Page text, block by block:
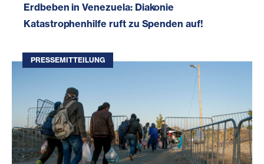
Erdbeben in Venezuela: Diakonie
Katastrophenhilfe ruft zu Spenden auf!
PRESSEMITTEILUNG